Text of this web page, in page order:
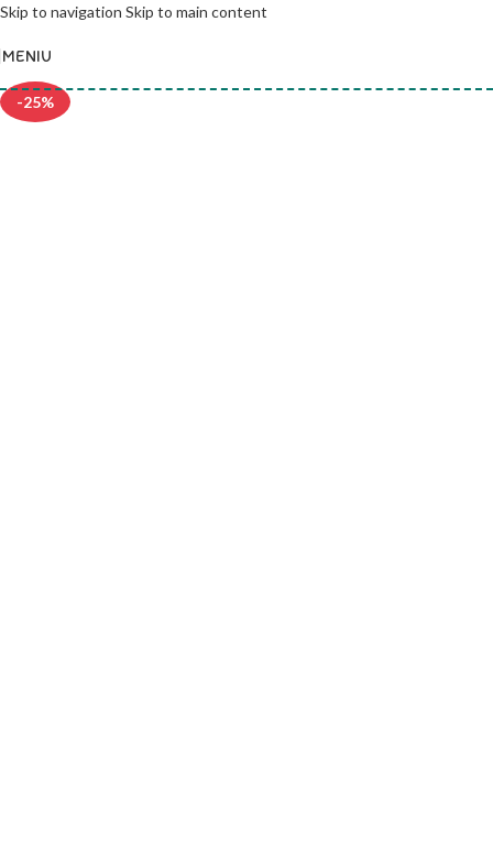
Skip to navigation Skip to main content
MENIU
-25%